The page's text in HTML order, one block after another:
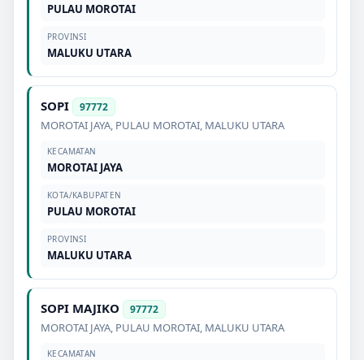
PULAU MOROTAI
PROVINSI
MALUKU UTARA
SOPI 97772
MOROTAI JAYA, PULAU MOROTAI, MALUKU UTARA
KECAMATAN
MOROTAI JAYA
KOTA/KABUPATEN
PULAU MOROTAI
PROVINSI
MALUKU UTARA
SOPI MAJIKO 97772
MOROTAI JAYA, PULAU MOROTAI, MALUKU UTARA
KECAMATAN